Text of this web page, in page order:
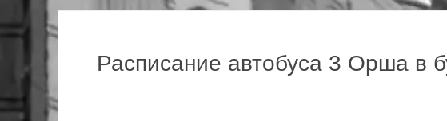
Расписание автобуса 3 Орша в